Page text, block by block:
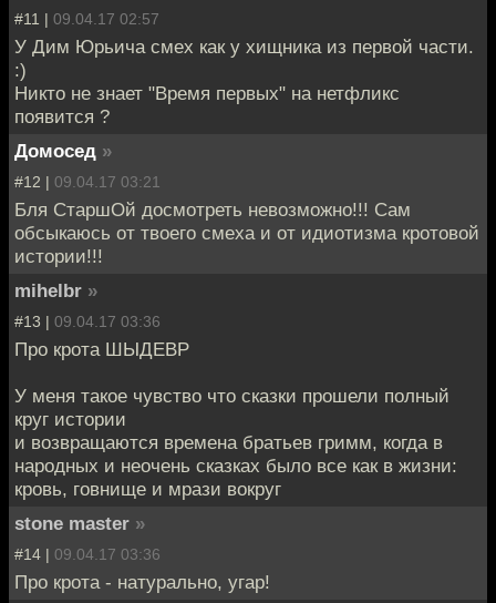
#11 | 09.04.17 02:57
У Дим Юрьича смех как у хищника из первой части.
:)
Никто не знает "Время первых" на нетфликс
появится ?
Домосед »
#12 | 09.04.17 03:21
Бля СтаршОй досмотреть невозможно!!! Сам
обсыкаюсь от твоего смеха и от идиотизма кротовой
истории!!!
mihelbr »
#13 | 09.04.17 03:36
Про крота ШЫДЕВР
У меня такое чувство что сказки прошели полный
круг истории
и возвращаются времена братьев гримм, когда в
народных и неочень сказках было все как в жизни:
кровь, говнище и мрази вокруг
stone master »
#14 | 09.04.17 03:36
Про крота - натурально, угар!